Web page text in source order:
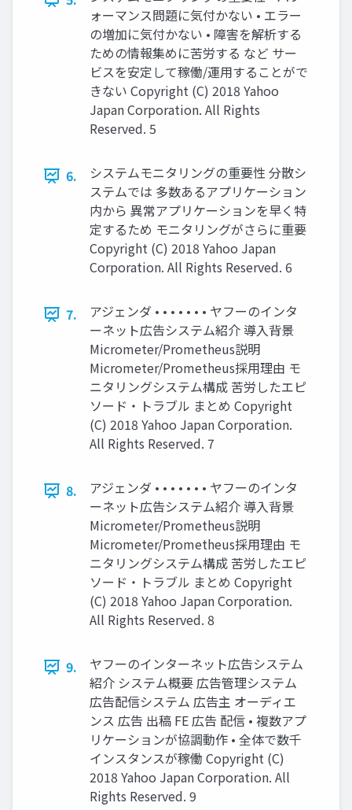
ォーマンス問題に気付かない • エラー
の増加に気付かない • 障害を解析する
ための情報集めに苦労する など サー
ビスを安定して稼働/運用することがで
きない Copyright (C) 2018 Yahoo
Japan Corporation. All Rights
Reserved. 5
6.
システムモニタリングの重要性 分散シ
ステムでは 多数あるアプリケーション
内から 異常アプリケーションを早く特
定するため モニタリングがさらに重要
Copyright (C) 2018 Yahoo Japan
Corporation. All Rights Reserved. 6
7.
アジェンダ • • • • • • • ヤフーのインタ
ーネット広告システム紹介 導入背景
Micrometer/Prometheus説明
Micrometer/Prometheus採用理由 モ
ニタリングシステム構成 苦労したエピ
ソード・トラブル まとめ Copyright
(C) 2018 Yahoo Japan Corporation.
All Rights Reserved. 7
8.
アジェンダ • • • • • • • ヤフーのインタ
ーネット広告システム紹介 導入背景
Micrometer/Prometheus説明
Micrometer/Prometheus採用理由 モ
ニタリングシステム構成 苦労したエピ
ソード・トラブル まとめ Copyright
(C) 2018 Yahoo Japan Corporation.
All Rights Reserved. 8
9.
ヤフーのインターネット広告システム
紹介 システム概要 広告管理システム
広告配信システム 広告主 オーディエ
ンス 広告 出稿 FE 広告 配信 • 複数アプ
リケーションが協調動作 • 全体で数千
インスタンスが稼働 Copyright (C)
2018 Yahoo Japan Corporation. All
Rights Reserved. 9